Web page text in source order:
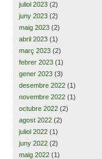
juliol 2023 (2)
juny 2023 (2)
maig 2023 (2)
abril 2023 (1)
març 2023 (2)
febrer 2023 (1)
gener 2023 (3)
desembre 2022 (1)
novembre 2022 (1)
octubre 2022 (2)
agost 2022 (2)
juliol 2022 (1)
juny 2022 (2)
maig 2022 (1)